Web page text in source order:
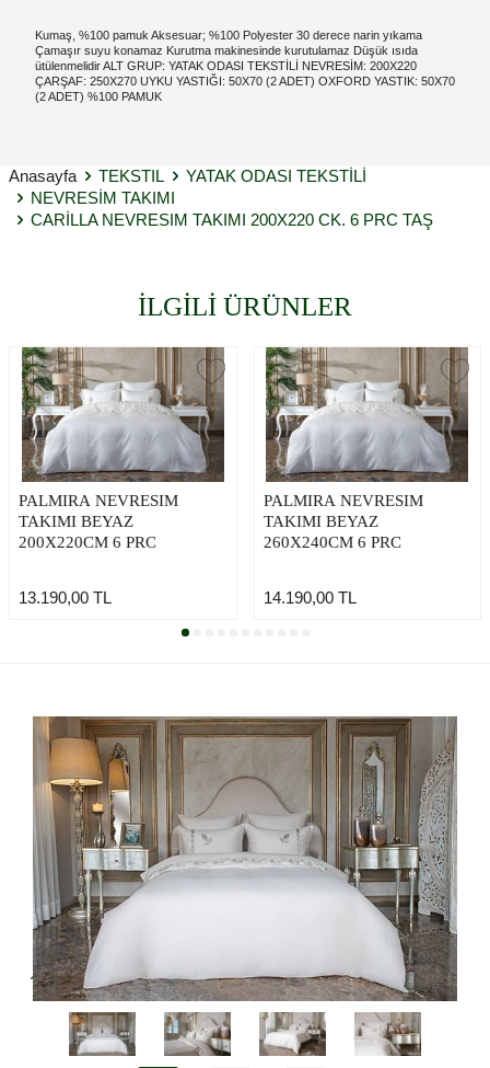
Kumaş, %100 pamuk Aksesuar; %100 Polyester 30 derece narin yıkama
Çamaşır suyu konamaz Kurutma makinesinde kurutulamaz Düşük ısıda
ütülenmelidir ALT GRUP: YATAK ODASI TEKSTİLİ NEVRESİM: 200X220
ÇARŞAF: 250X270 UYKU YASTIĞI: 50X70 (2 ADET) OXFORD YASTIK: 50X70
(2 ADET) %100 PAMUK
Anasayfa TEKSTIL
YATAK ODASI TEKSTİLİ
NEVRESİM TAKIMI
CARİLLA NEVRESIM TAKIMI 200X220 CK. 6 PRC TAŞ
İLGİLİ ÜRÜNLER
PALMIRA NEVRESIM
TAKIMI BEYAZ
200X220CM 6 PRC
13.190,00 TL
PALMIRA NEVRESIM
TAKIMI BEYAZ
260X240CM 6 PRC
14.190,00TL